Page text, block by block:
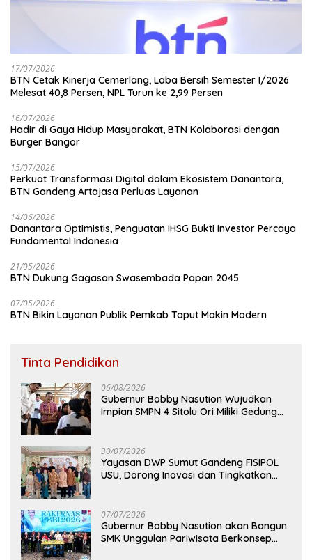
17/07/2026
BTN Cetak Kinerja Cemerlang, Laba Bersih Semester I/2026
Melesat 40,8 Persen, NPL Turun ke 2,99 Persen
16/07/2026
Hadir di Gaya Hidup Masyarakat, BTN Kolaborasi dengan
Burger Bangor
15/07/2026
Perkuat Transformasi Digital dalam Ekosistem Danantara,
BTN Gandeng Artajasa Perluas Layanan
14/06/2026
Danantara Optimistis, Penguatan IHSG Bukti Investor Percaya
Fundamental Indonesia
21/05/2026
BTN Dukung Gagasan Swasembada Papan 2045
07/05/2026
BTN Bikin Layanan Publik Pemkab Taput Makin Modern
Tinta Pendidikan
06/08/2026
Gubernur Bobby Nasution Wujudkan
Impian SMPN 4 Sitolu Ori Miliki Gedung
30/07/2026
Yayasan DWP Sumut Gandeng FISIPOL
USU, Dorong Inovasi dan Tingkatkan
07/07/2026
Gubernur Bobby Nasution akan Bangun
SMK Unggulan Pariwisata Berkonsep